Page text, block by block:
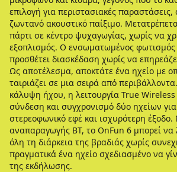
επιλογή για περιστασιακές παραστάσεις,
ζωντανό ακουστικό παίξιμο.
πάρτι σε κέντρο ψυχαγωγίας, χωρίς να
εξοπλισμός. Ο ενσωματωμένος φωτισμός
προσθέτει διασκέδαση χωρίς να
Ως αποτέλεσμα, αποκτάτε ένα ηχείο με
ταιριάζει σε μια σειρά από
κάλυψη ήχου, η λειτουργία True Wireless
σύνδεση και συγχρονισμό δύο ηχείων
στερεοφωνικό εφέ και ισχυρότερη
αναπαραγωγής BT, το OnFun 6 μπορεί να
όλη τη διάρκεια της βραδιάς χωρίς
πραγματικά ένα ηχείο σχεδιασμένο να
της εκδήλωσης.